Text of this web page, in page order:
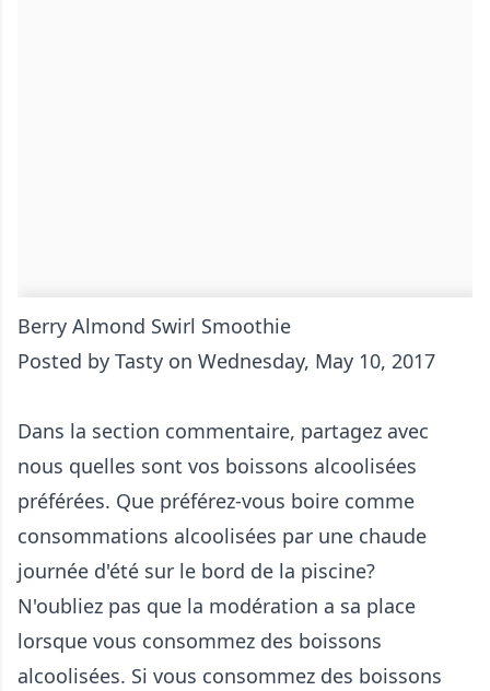
Berry Almond Swirl Smoothie
Posted by Tasty on Wednesday, May 10, 2017
Dans la section commentaire, partagez avec
nous quelles sont vos boissons alcoolisées
préférées. Que préférez-vous boire comme
consommations alcoolisées par une chaude
journée d'été sur le bord de la piscine?
N'oubliez pas que la modération a sa place
lorsque vous consommez des boissons
alcoolisées. Si vous consommez des boissons